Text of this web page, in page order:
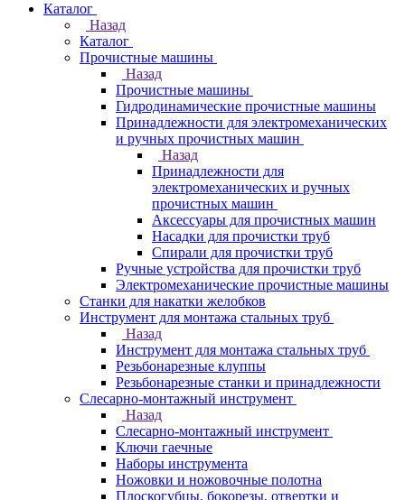
Каталог
Назад
Каталог
Прочистные машины
Назад
Прочистные машины
Гидродинамические прочистные машины
Принадлежности для электромеханических
и ручных прочистных машин
Назад
Принадлежности для
электромеханических и ручных
прочистных машин
Аксессуары для прочистных машин
Насадки для прочистки труб
Спирали для прочистки труб
Ручные устройства для прочистки труб
Электромеханические прочистные машины
Станки для накатки желобков
Инструмент для монтажа стальных труб
Назад
Инструмент для монтажа стальных труб
Резьбонарезные клуппы
Резьбонарезные станки и принадлежности
Слесарно-монтажный инструмент
Назад
Слесарно-монтажный инструмент
Ключи гаечные
Наборы инструмента
Ножовки и ножовочные полотна
Плоскогубцы, бокорезы, отвертки и